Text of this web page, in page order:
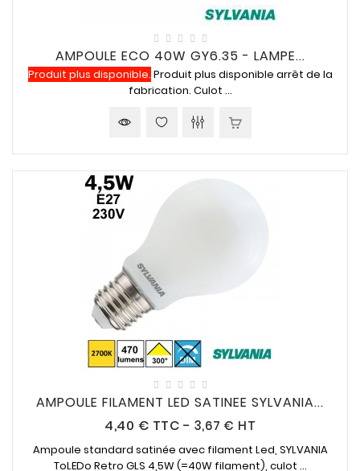
AMPOULE ECO 40W GY6.35 - LAMPE...
Produit plus disponible. Produit plus disponible arrêt de la
fabrication. Culot ...
AMPOULE FILAMENT LED SATINEE SYLVANIA...
4,40 € Prix
TTC - 3,67 € HT
Ampoule standard satinée avec filament Led, SYLVANIA
ToLEDo Retro GLS 4,5W (=40W filament), culot ...